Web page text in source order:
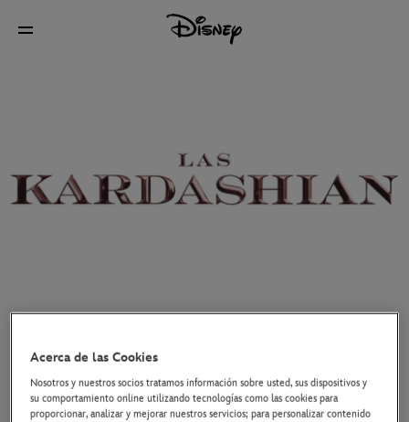
"LAS KARDASHIAN" - TRÁILER DE
LA SEGUNDA TEMPORADA YA
DISPONIBLE
Acerca de las Cookies
Nosotros y nuestros socios tratamos información sobre usted, sus dispositivos y
su comportamiento online utilizando tecnologías como las cookies para
proporcionar, analizar y mejorar nuestros servicios; para personalizar contenido